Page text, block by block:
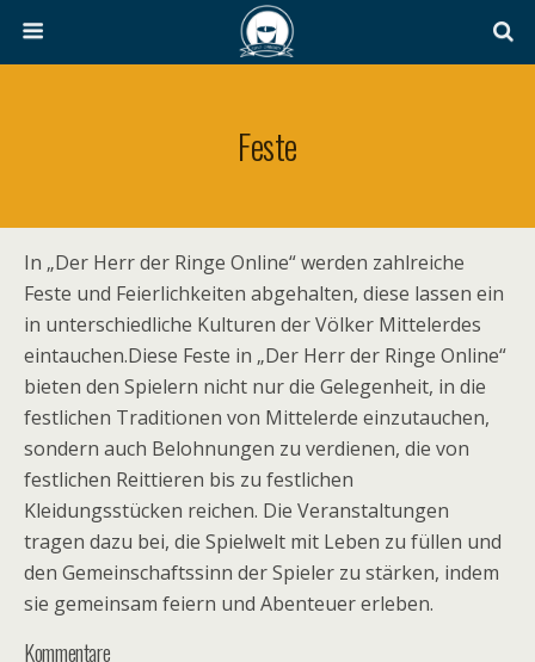
Feste
In „Der Herr der Ringe Online“ werden zahlreiche
Feste und Feierlichkeiten abgehalten, diese lassen ein
in unterschiedliche Kulturen der Völker Mittelerdes
eintauchen.Diese Feste in „Der Herr der Ringe Online“
bieten den Spielern nicht nur die Gelegenheit, in die
festlichen Traditionen von Mittelerde einzutauchen,
sondern auch Belohnungen zu verdienen, die von
festlichen Reittieren bis zu festlichen
Kleidungsstücken reichen. Die Veranstaltungen
tragen dazu bei, die Spielwelt mit Leben zu füllen und
den Gemeinschaftssinn der Spieler zu stärken, indem
sie gemeinsam feiern und Abenteuer erleben.
Kommentare